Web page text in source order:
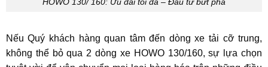
Nếu Quý khách hàng quan tâm đến dòng xe tải cỡ trung,
không thể bỏ qua 2 dòng xe HOWO 130/160, sự lựa chọn